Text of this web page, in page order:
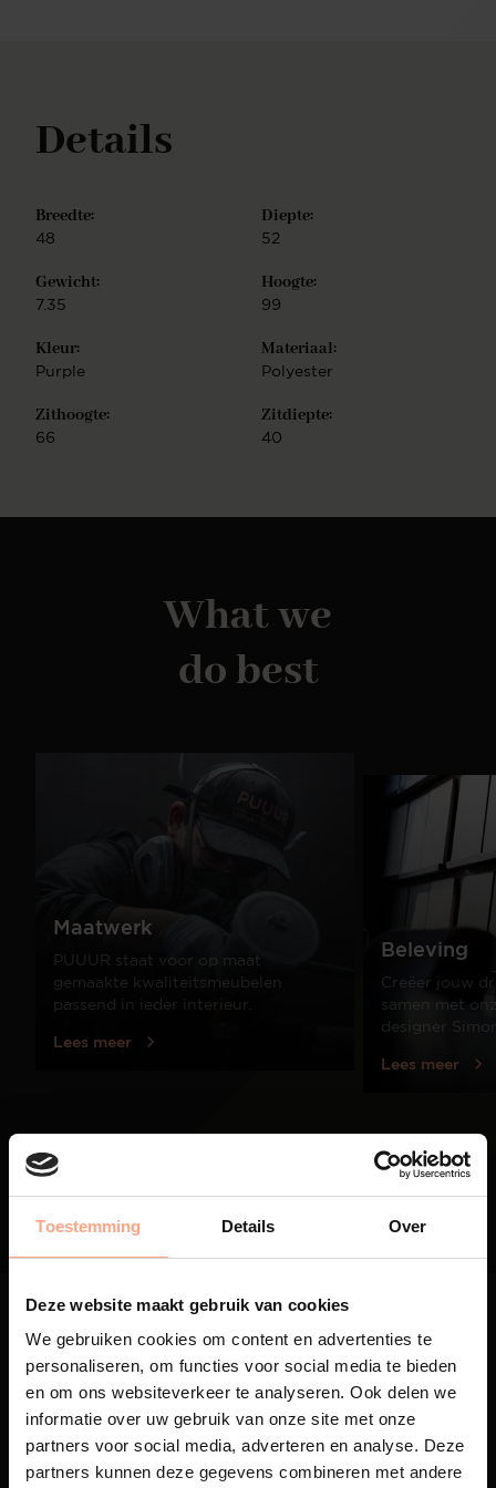
Toestemming Details Over
Deze website maakt gebruik van cookies
We gebruiken cookies om content en advertenties te
personaliseren, om functies voor social media te bieden
en om ons websiteverkeer te analyseren. Ook delen we
informatie over uw gebruik van onze site met onze
partners voor social media, adverteren en analyse. Deze
partners kunnen deze gegevens combineren met andere
Details
Breedte:
48
Diepte:
52
Gewicht:
7.35
Hoogte:
99
Kleur:
Purple
Materiaal:
Polyester
Zithoogte:
66
Zitdiepte:
40
What we
do best
Maatwerk
PUUUR staat voor op maat
gemaakte kwaliteitsmeubelen
passend in ieder interieur.
Lees meer
Beleving
Creëer jouw
samen met
designer
Lees meer
Maatwerk
Een exclusieve handgemaakte
beleving, waar Nederlands